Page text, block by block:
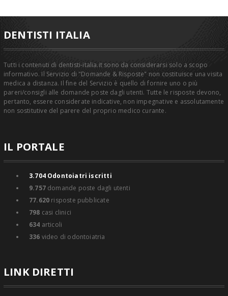
DENTISTI ITALIA
Tutti i contenuti di dentisti-italia.it sono da considerarsi solo a scopo
informativo. Il Servizio di "Domande & Risposte" non costituisce una visita
medica a distanza. Il fine del Servizio è quello di fornire uno o più
pareri/consigli alle domande poste dagli utenti. Tutte le risposte devono,
pertanto, essere considerate indicative, non impegnative e assolutamente
non sostitutive del parere del proprio medico curante.
IL PORTALE
3.704Odontoiatri iscritti
9.757domande poste dagli utenti
77.620 risposte pubblicate
798 casi clinici
634 articoli
336 video di odontoiatria
LINK DIRETTI